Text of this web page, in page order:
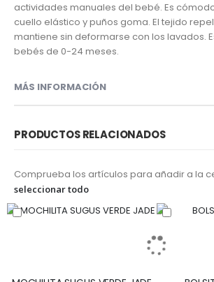
actividades manuales del bebé. Es
cuello elástico y puños goma. El tejido
mantiene sin deformarse con los lavados.
bebés de 0-24 meses.
MÁS INFORMACIÓN
PRODUCTOS RELACIONADOS
Comprueba los artículos para añadir a la
seleccionar todo